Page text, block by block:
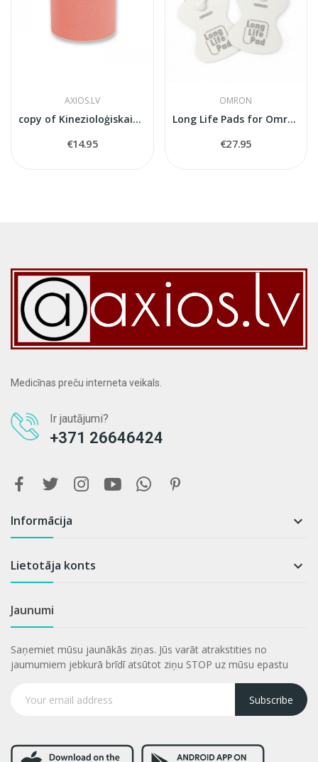
AXIOS.LV
copy of Kinezioloģiskais teips 5см x 5м
€14.95
OMRON
Long Life Pads for Omron E3 intense
€27.95
Medicīnas preču interneta veikals.
Ir jautājumi?
+371 26646424
Informācija 
Lietotāja konts 
Jaunumi
Saņemiet mūsu jaunākās ziņas. Jūs varāt atrakstities no
jaumumiem jebkurā brīdī atsūtot ziņu STOP uz mūsu epastu
Subscribe